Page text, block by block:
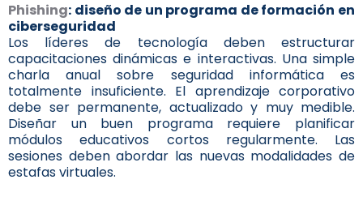
Phishing: diseño de un programa de formación en
ciberseguridad
Los líderes de tecnología deben estructurar
capacitaciones dinámicas e interactivas. Una simple
charla anual sobre seguridad informática es
totalmente insuficiente. El aprendizaje corporativo
debe ser permanente, actualizado y muy medible.
Diseñar un buen programa requiere planificar
módulos educativos cortos regularmente. Las
sesiones deben abordar las nuevas modalidades de
estafas virtuales.